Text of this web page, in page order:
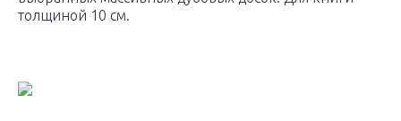
толщиной 10 см.